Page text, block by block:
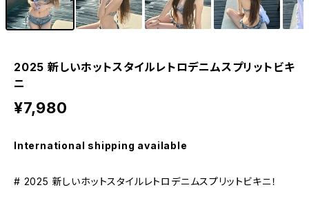
2025 新しいホットスタイルレトロデニムスプリットビキ
ニ
¥7,980
International shipping available
# 2025 新しいホットスタイルレトロデニムスプリットビキニ！